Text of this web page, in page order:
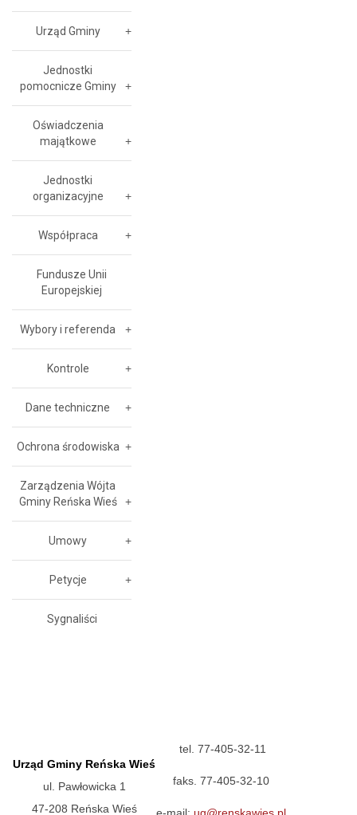
Urząd Gminy
Jednostki
pomocnicze Gminy
Oświadczenia
majątkowe
Jednostki
organizacyjne
Współpraca
Fundusze Unii
Europejskiej
Wybory i referenda
Kontrole
Dane techniczne
Ochrona środowiska
Zarządzenia Wójta
Gminy Reńska Wieś
Umowy
Petycje
Sygnaliści
Urząd Gminy Reńska Wieś
ul. Pawłowicka 1
47-208 Reńska Wieś
tel. 77-405-32-11
faks. 77-405-32-10